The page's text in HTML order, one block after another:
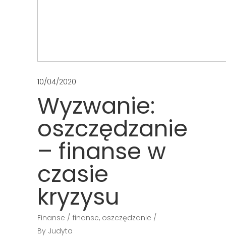
10/04/2020
Wyzwanie:
oszczędzanie
– finanse w
czasie
kryzysu
Finanse finanse, oszczędzanie
By Judyta